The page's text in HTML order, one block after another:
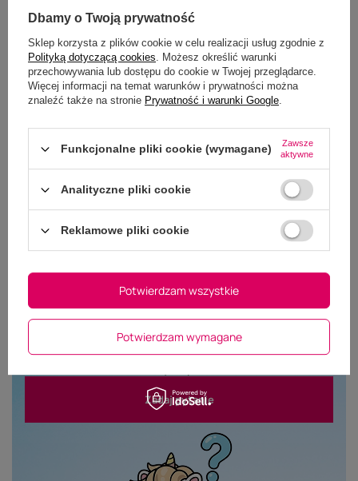
Dodaj własne zdjęcie produktu:
Wybierz plik
Nie wybrano pliku
Wyślij opinię
Masz pytania do tego
produktu?
Zapraszamy do kontaktu - nasi specjaliści z
przyjemnością udzielą wszelkich informacji na temat
Zadaj pytanie
Dbamy o Twoją prywatność
Sklep korzysta z plików cookie w celu realizacji usług zgodnie z
Polityką dotyczącą cookies. Możesz określić warunki
przechowywania lub dostępu do cookie w Twojej przeglądarce.
Więcej informacji na temat warunków i prywatności można
znaleźć także na stronie Prywatność i warunki Google.
Funkcjonalne pliki cookie (wymagane)
Zawsze
aktywne
Analityczne pliki cookie
Reklamowe pliki cookie
Potwierdzam wymagane
Potwierdzam wszystkie